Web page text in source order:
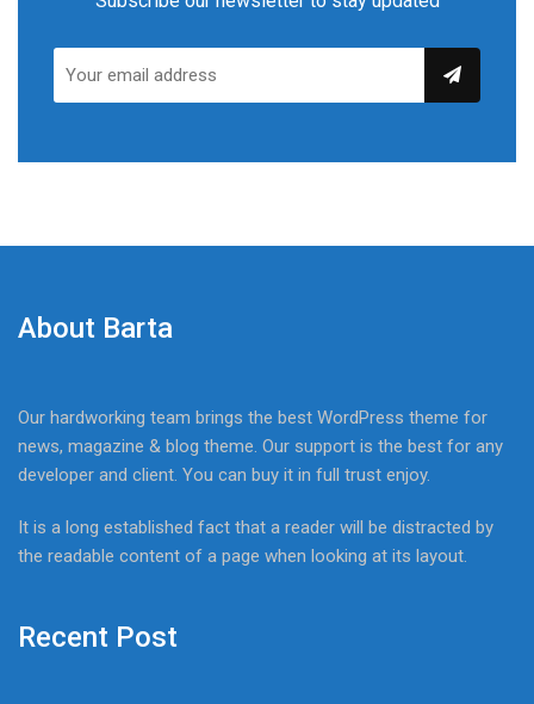
About Barta
Our hardworking team brings the best WordPress theme for
news, magazine & blog theme. Our support is the best for any
developer and client. You can buy it in full trust enjoy.
It is a long established fact that a reader will be distracted by
the readable content of a page when looking at its layout.
Recent Post